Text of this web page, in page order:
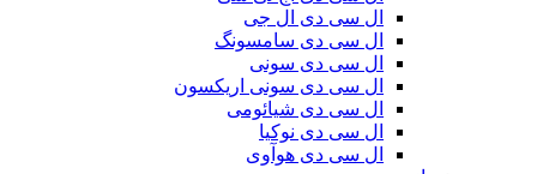
ال سی دی ال جی
ال سی دی سامسونگ
ال سی دی سونی
ال سی دی سونی اریکسون
ال سی دی شیائومی
ال سی دی نوکیا
ال سی دی هوآوی